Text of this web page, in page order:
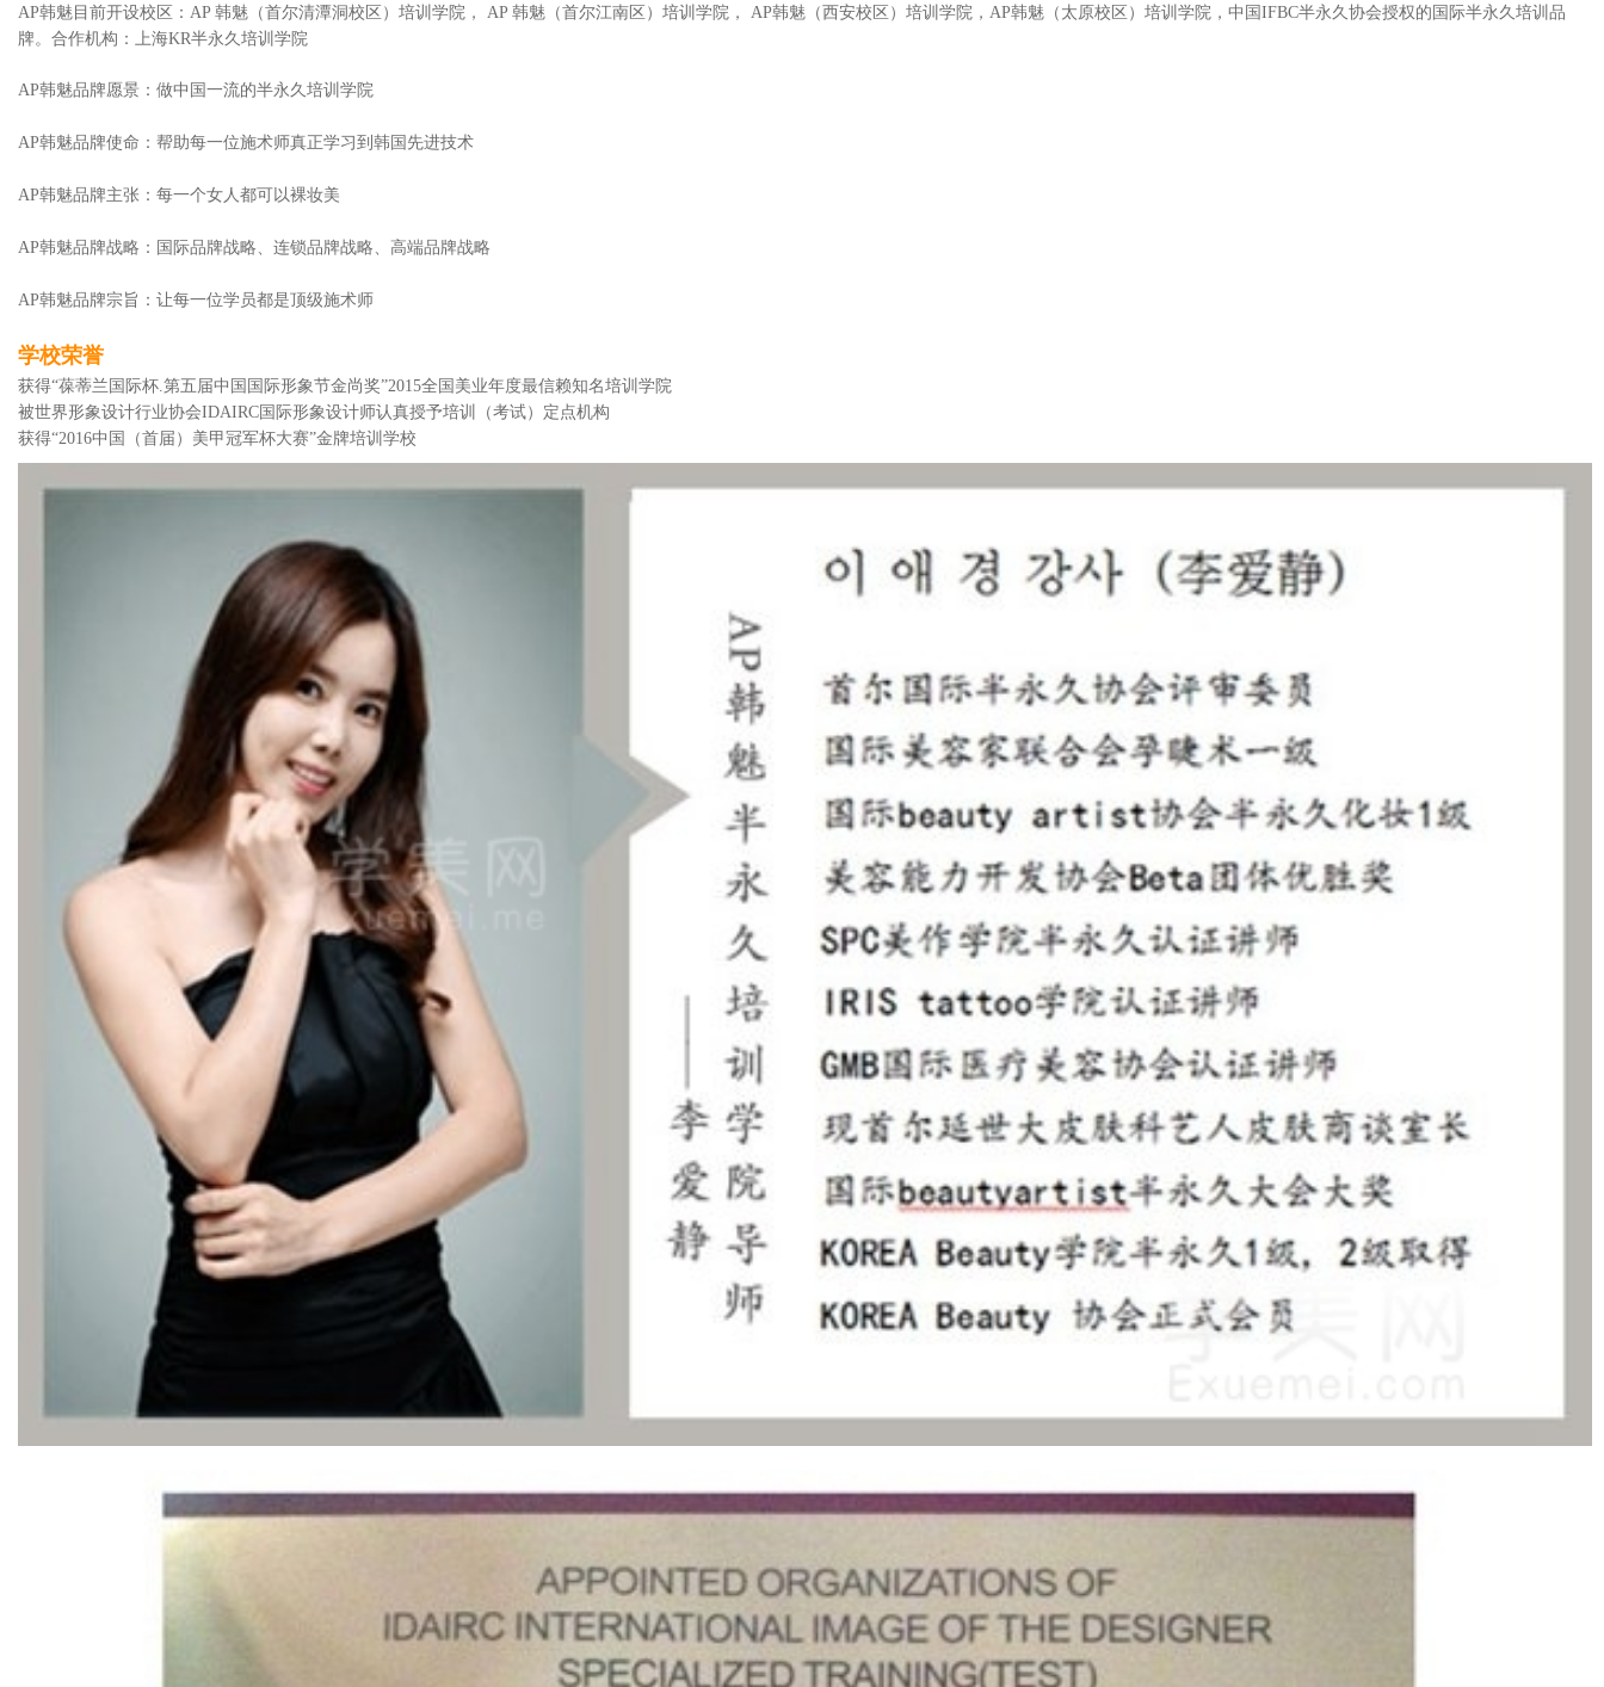
AP韩魅目前开设校区：AP 韩魅（首尔清潭洞校区）培训学院， AP 韩魅（首尔江南区）培训学院， AP韩魅（西安校区）培训学院，AP韩魅（太原校区）培训学院，中国IFBC半永久协会授权的国际半永久培训品
牌。合作机构：上海KR半永久培训学院
AP韩魅品牌愿景：做中国一流的半永久培训学院
AP韩魅品牌使命：帮助每一位施术师真正学习到韩国先进技术
AP韩魅品牌主张：每一个女人都可以裸妆美
AP韩魅品牌战略：国际品牌战略、连锁品牌战略、高端品牌战略
AP韩魅品牌宗旨：让每一位学员都是顶级施术师
学校荣誉
获得“葆蒂兰国际杯.第五届中国国际形象节金尚奖”2015全国美业年度最信赖知名培训学院
被世界形象设计行业协会IDAIRC国际形象设计师认真授予培训（考试）定点机构
获得“2016中国（首届）美甲冠军杯大赛”金牌培训学校